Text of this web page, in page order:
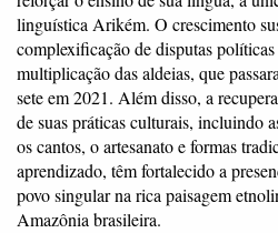
linguística Arikém. O crescimento
complexificação de disputas
multiplicação das aldeias, que
sete em 2021. Além disso, a
de suas práticas culturais, incluindo
os cantos, o artesanato e formas
aprendizado, têm fortalecido a
povo singular na rica paisagem
Amazônia brasileira.